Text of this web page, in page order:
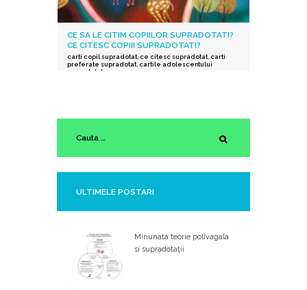
CE SA LE CITIM COPIILOR SUPRADOTATI?
CE CITESC COPIII SUPRADOTATI?
carti copil supradotat, ce citesc supradotat, carti
preferate supradotat, cartile adolescentului
supradotat
ULTIMELE POSTARI
Minunata teorie polivagala
si supradotații